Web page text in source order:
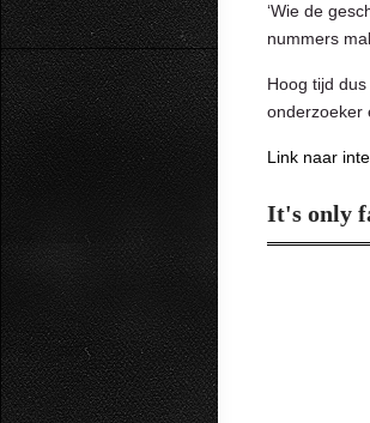
‘Wie de
nummers
Hoog tijd
onderzoeker
Link naar
It's only